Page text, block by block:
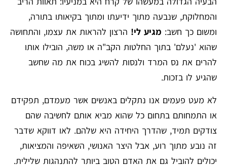
והמחלוקת, שנבעה מתוך ידיעתו ומתוך בקיאותו בתורה,
ומשום כך חשב: מגיע לי! הרצון להראות את עצמו, והתחושה
שהוא 'נעלם' בתוך החלטות הקב"ה או משה, הובילו אותו
להרים את נס המרד ולנסות להשיג בכוח את מה שחשב
שהגיע לו בזכות.
לא מעט פעמים אנו נתקלים באנשים אשר מעמדם, תפקידם
או התמחותם בתחום כל שהוא מביא אותם לחשיבה שהם
צודקים תמיד, שהדרך היחידה היא שלהם. לאו דווקא שדבר
זה נובע מתוך רוע, אבל היצר האנושי, השאיפה והמציאות,
יכולים להוביל גם את האדם הטוב ביותר להתנהגות שלילית.